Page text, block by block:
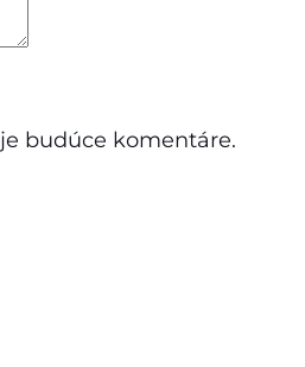
budúce komentáre.